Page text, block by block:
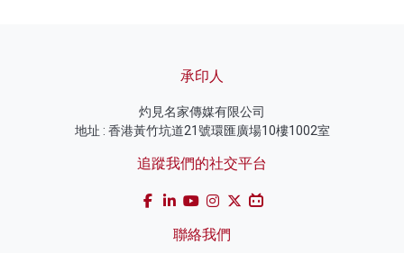
承印人
灼見名家傳媒有限公司
地址 : 香港黃竹坑道21號環匯廣場10樓1002室
追蹤我們的社交平台
聯絡我們